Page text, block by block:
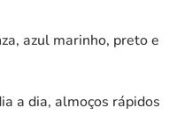
azul marinho, preto e
a dia, almoços rápidos